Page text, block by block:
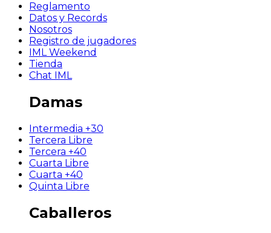
Reglamento
Datos y Records
Nosotros
Registro de jugadores
IML Weekend
Tienda
Chat IML
Damas
Intermedia +30
Tercera Libre
Tercera +40
Cuarta Libre
Cuarta +40
Quinta Libre
Caballeros